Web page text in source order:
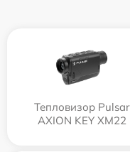
Тепловизор Pulsar
AXION KEY XM22